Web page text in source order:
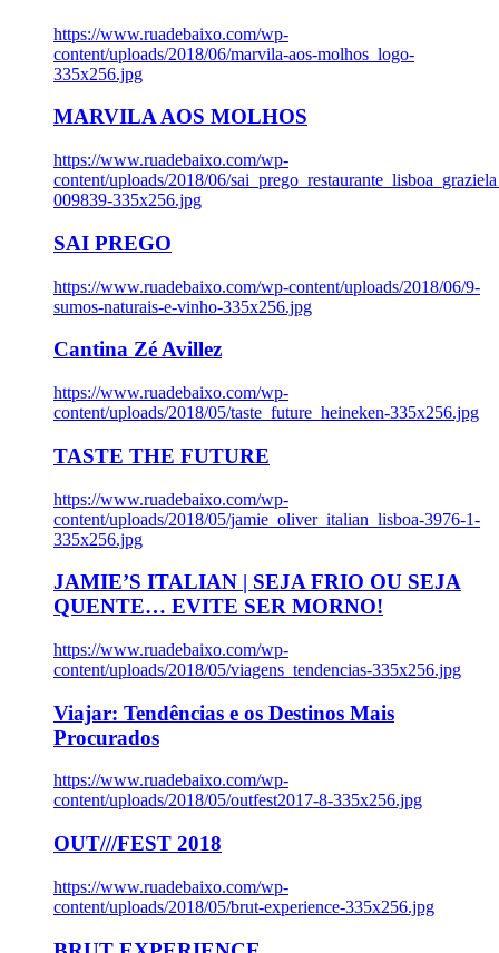
https://www.ruadebaixo.com/wp-
content/uploads/2018/06/marvila-aos-molhos_logo-
335x256.jpg
MARVILA AOS MOLHOS
https://www.ruadebaixo.com/wp-
content/uploads/2018/06/
009839-335x256.jpg
SAI PREGO
https://www.ruadebaixo.com/wp-content/uploads/2018/06/9-
sumos-naturais-e-vinho-335x256.jpg
Cantina Zé Avillez
https://www.ruadebaixo.com/wp-
content/uploads/2018/05/taste_future_heineken-335x256.jpg
TASTE THE FUTURE
https://www.ruadebaixo.com/wp-
content/uploads/2018/05/jamie_oliver_italian_lisboa-3976-1-
335x256.jpg
JAMIE’S ITALIAN | SEJA FRIO OU SEJA
QUENTE… EVITE SER MORNO!
https://www.ruadebaixo.com/wp-
content/uploads/2018/05/viagens_tendencias-335x256.jpg
Viajar: Tendências e os Destinos Mais
Procurados
https://www.ruadebaixo.com/wp-
content/uploads/2018/05/outfest2017-8-335x256.jpg
OUT///FEST 2018
https://www.ruadebaixo.com/wp-
content/uploads/2018/05/brut-experience-335x256.jpg